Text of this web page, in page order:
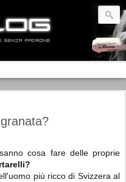
cosa fare delle proprie
più ricco di Svizzera al